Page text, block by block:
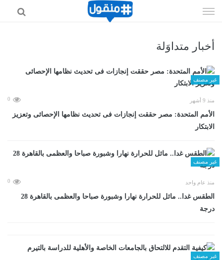
الى
أخبار متداوَلة
غير مصنف
منذ 9 أشهر 0
الأمم المتحدة: مصر حققت إنجازات فى تحديث نظامها الإحصائى وتعزيز
الابتكار
غير مصنف
منذ عام واحد 0
الطقس غدا.. مائل للحرارة نهارا وشبورة صباحا والعظمى بالقاهرة 28
درجة
غير مصنف